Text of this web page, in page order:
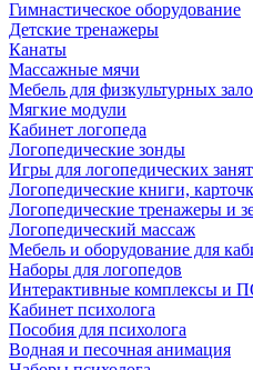
Гимнастическое оборудование
Детские тренажеры
Канаты
Массажные мячи
Мебель для физкультурных
Мягкие модули
Кабинет логопеда
Логопедические зонды
Игры для логопедических
Логопедические книги,
Логопедические тренажеры и
Логопедический массаж
Мебель и оборудование для
Наборы для логопедов
Интерактивные комплексы и
Кабинет психолога
Пособия для психолога
Водная и песочная анимация